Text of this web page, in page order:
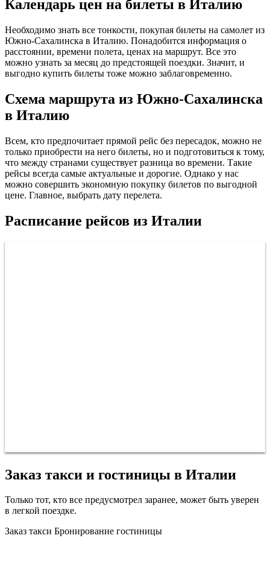
Календарь цен на билеты в Италию
Необходимо знать все тонкости, покупая билеты на самолет из
Южно-Сахалинска в Италию. Понадобится информация о
расстоянии, времени полета, ценах на маршрут. Все это
можно узнать за месяц до предстоящей поездки. Значит, и
выгодно купить билеты тоже можно заблаговременно.
Схема маршрута из Южно-Сахалинска
в Италию
Всем, кто предпочитает прямой рейс без пересадок, можно не
только приобрести на него билеты, но и подготовиться к тому,
что между странами существует разница во времени. Такие
рейсы всегда самые актуальные и дорогие. Однако у нас
можно совершить экономную покупку билетов по выгодной
цене. Главное, выбрать дату перелета.
Расписание рейсов из Италии
Заказ такси и гостиницы в Италии
Только тот, кто все предусмотрел заранее, может быть уверен
в легкой поездке.
Заказ такси Бронирование гостиницы